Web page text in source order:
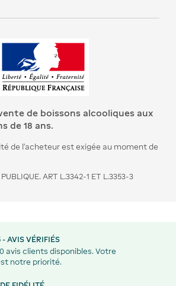
de boissons alcooliques aux
de 18 ans.
de l’acheteur est exigée au moment de
ART L.3342-1 ET L.3353-3
- AVIS VÉRIFIÉS
avis clients disponibles. Votre
notre priorité.